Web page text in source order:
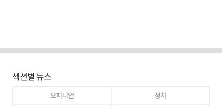
섹션별 뉴스
오피니언
정치